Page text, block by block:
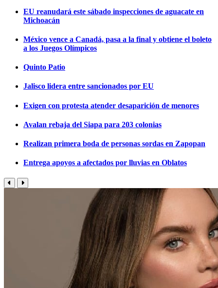
EU reanudará este sábado inspecciones de aguacate en
Michoacán
México vence a Canadá, pasa a la final y obtiene el boleto
a los Juegos Olímpicos
Quinto Patio
Jalisco lidera entre sancionados por EU
Exigen con protesta atender desaparición de menores
Avalan rebaja del Siapa para 203 colonias
Realizan primera boda de personas sordas en Zapopan
Entrega apoyos a afectados por lluvias en Oblatos